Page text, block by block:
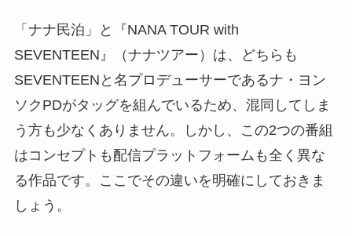
「ナナ民泊」と『NANA TOUR with
SEVENTEEN』（ナナツアー）は、どちらも
SEVENTEENと名プロデューサーであるナ・ヨン
ソクPDがタッグを組んでいるため、混同してしま
う方も少なくありません。しかし、この2つの番組
はコンセプトも配信プラットフォームも全く異な
る作品です。ここでその違いを明確にしておきま
しょう。